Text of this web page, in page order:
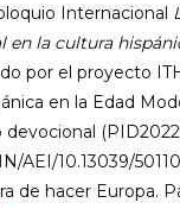
Internacional
en la cultura
por el proyecto
en la Edad
devocional
AEI/10.13039/
de hacer Europa.